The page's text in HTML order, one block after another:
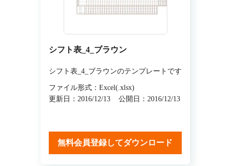
シフト表_4_ブラウン
シフト表_4_ブラウンのテンプレートです
ファイル形式：Excel(.xlsx)
更新日：2016/12/13
公開日：2016/12/13
無料会員登録してダウンロード